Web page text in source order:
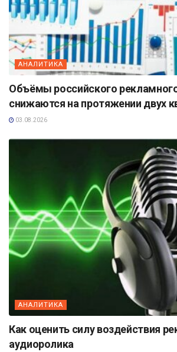
АНАЛИТИКА
Объёмы российского
снижаются на протяжении двух
03.08.2026
АНАЛИТИКА
Как оценить силу воздействия
аудиоролика